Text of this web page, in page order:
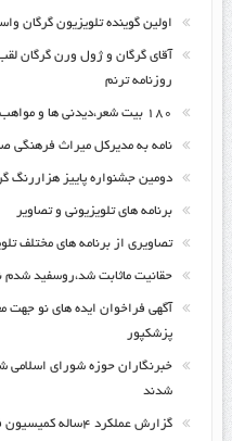
اولین گوینده تلویزیون گرگان
آقای گرگان و ژول ورن گرگان
روزنامه ترنم
۱۸۰ بیت شعر،دیدنی ها و مواهب خداوندی در آن ،پائیز ۹۲
نامه به مدیرکل میراث فرهنگی
دومین جشنواره پاییز هزاررنگ
برنامه های تلویزیونی و تصاویر
تصاویری از برنامه های مختلف
حقانیت ماثابت شد،روسفید شدم
آگهی فراخوان ایده های نو جهت
پزشکپور
خبرنگاران حوزه شورای اسلامی
شدند
گزارش عملکرد